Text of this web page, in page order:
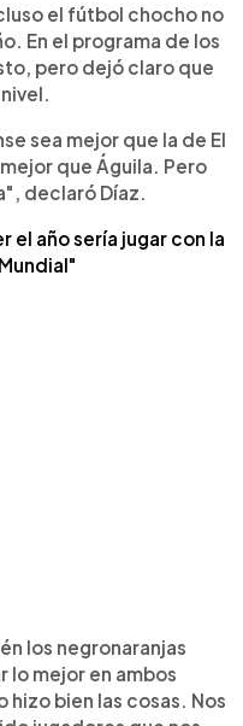
el fútbol chocho no
En el programa de los
pero dejó claro que
sea mejor que la de El
que Águila. Pero
declaró Díaz.
el año sería jugar con la
los negronaranjas
lo mejor en ambos
hizo bien las cosas. Nos